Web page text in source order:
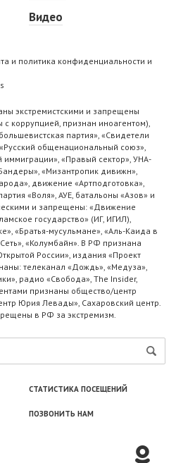
Видео
и политика конфиденциальности и
экстремистскими и запрещены
коррупцией, признан иноагентом),
партия», «Свидетели
общенациональный союз»,
«Правый сектор», УНА-
«Мизантропик дивижн»,
движение «Артподготовка»,
«Воля», АУЕ, батальоны «Азов» и
и запрещены: «Движение
государство» (ИГ, ИГИЛ),
«Братья-мусульмане», «Аль-Каида в
«Колумбайн». В РФ признана
России», издания «Проект
телеканал «Дождь», «Медуза»,
радио «Свобода», The Insider,
признаны общество/центр
Юрия Левады», Сахаровский центр.
в РФ за экстремизм.
СТАТИСТИКА ПОСЕЩЕНИЙ
ПОЗВОНИТЬ НАМ